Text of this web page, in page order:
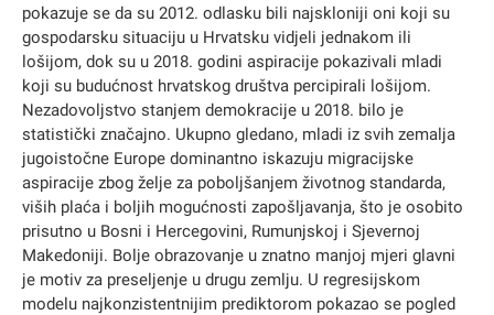
pokazuje se da su 2012. odlasku bili najskloniji oni koji su
gospodarsku situaciju u Hrvatsku vidjeli jednakom ili
lošijom, dok su u 2018. godini aspiracije pokazivali mladi
koji su budućnost hrvatskog društva percipirali lošijom.
Nezadovoljstvo stanjem demokracije u 2018. bilo je
statistički značajno. Ukupno gledano, mladi iz svih zemalja
jugoistočne Europe dominantno iskazuju migracijske
aspiracije zbog želje za poboljšanjem životnog standarda,
viših plaća i boljih mogućnosti zapošljavanja, što je osobito
prisutno u Bosni i Hercegovini, Rumunjskoj i Sjevernoj
Makedoniji. Bolje obrazovanje u znatno manjoj mjeri glavni
je motiv za preseljenje u drugu zemlju. U regresijskom
modelu najkonzistentnijim prediktorom pokazao se pogled